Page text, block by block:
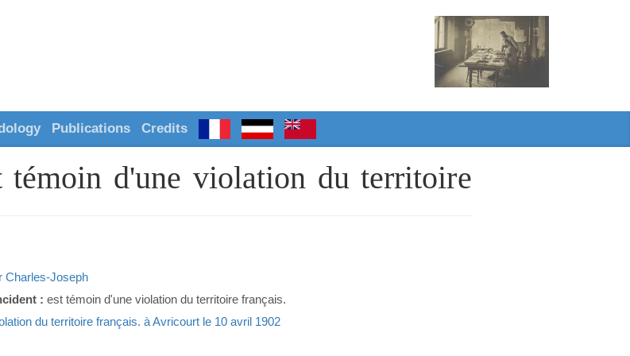
Publications Credits
témoin d'une violation du territoire
Charles-Joseph
: est témoin d'une violation du territoire français.
du territoire français. à Avricourt le 10 avril 1902